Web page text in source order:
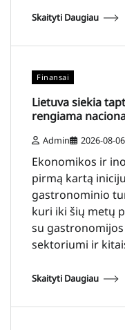
Skaityti Daugiau
Finansai
Lietuva siekia
rengiama
Admin 2026-08-06
Ekonomikos ir
pirmą kartą
gastronominio
kuri iki šių metų
su
sektoriumi ir
Skaityti Daugiau